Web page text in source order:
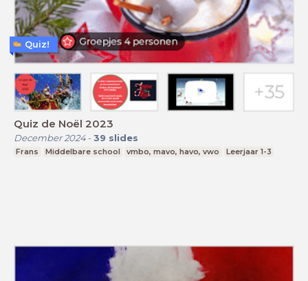
Quiz de Noël 2023
December 2024- 39 slides
Frans Middelbare school vmbo, mavo, havo, vwo Leerjaar 1-3
Quiz!